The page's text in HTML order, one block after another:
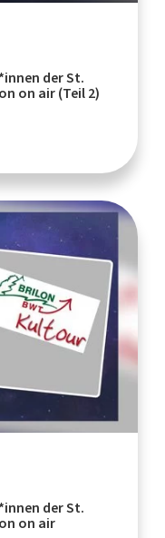
der St.
on air (Teil 2)
der St.
on air